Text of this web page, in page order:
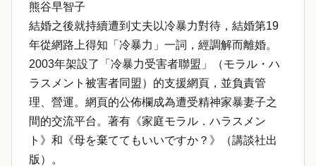
熊谷早智子
結婚之後就持續遭到丈夫以冷暴力對待，結婚第19
年從網路上得知「冷暴力」一詞，經調解而離婚。
2003年架設了「冷暴力受害者聯盟」（モラル・ハ
ラスメント被害者同盟）的支援網頁，並負責管
理、營運。網頁的公佈欄成為遭受精神家暴妻子之
間的交流平台。著有《家庭モラル．ハラスメン
ト》和《母を棄ててもいいですか？》（講談社出
版）。